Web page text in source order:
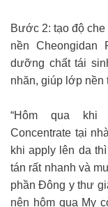
Bước 2: tạo độ
nền Cheongidan
dưỡng chất tái
nhăn, giúp lớp
“Hôm qua khi
Concentrate tại
khi apply lên da
tán rất nhanh và
phần Đông y thư
nên hôm qua My